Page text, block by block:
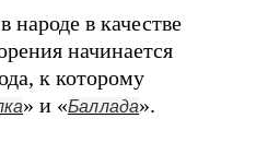
народе в качестве
начинается
к которому
» и «Баллада».